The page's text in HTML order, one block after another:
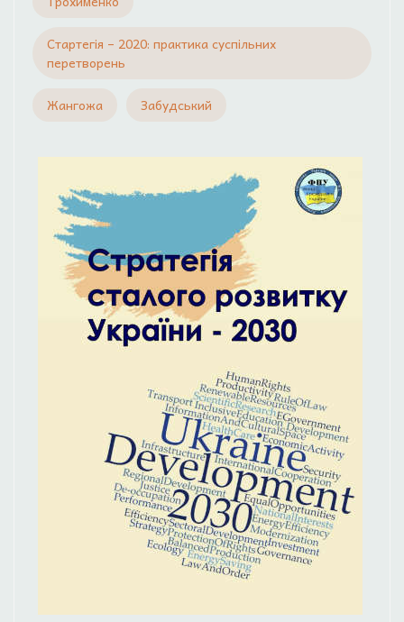
Стартегія – 2020: практика суспільних
перетворень
Жангожа Забудський